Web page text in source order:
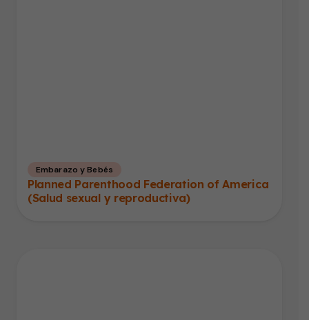
Embarazo y Bebés
Planned Parenthood Federation of America
(Salud sexual y reproductiva)